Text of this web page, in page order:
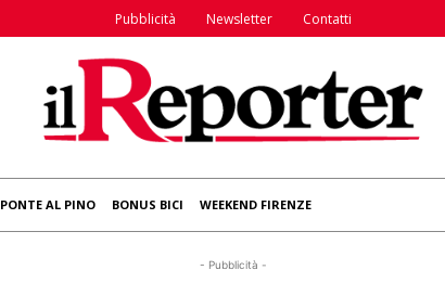
Pubblicità Newsletter Contatti
PONTE AL PINO BONUS BICI WEEKEND FIRENZE
- Pubblicità -